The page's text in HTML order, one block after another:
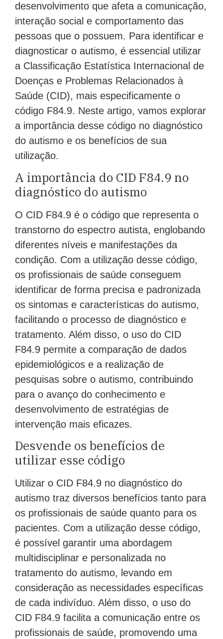
desenvolvimento que afeta a comunicação,
interação social e comportamento das
pessoas que o possuem. Para identificar e
diagnosticar o autismo, é essencial utilizar
a Classificação Estatística Internacional de
Doenças e Problemas Relacionados à
Saúde (CID), mais especificamente o
código F84.9. Neste artigo, vamos explorar
a importância desse código no diagnóstico
do autismo e os benefícios de sua
utilização.
A importância do CID F84.9 no
diagnóstico do autismo
O CID F84.9 é o código que representa o
transtorno do espectro autista, englobando
diferentes níveis e manifestações da
condição. Com a utilização desse código,
os profissionais de saúde conseguem
identificar de forma precisa e padronizada
os sintomas e características do autismo,
facilitando o processo de diagnóstico e
tratamento. Além disso, o uso do CID
F84.9 permite a comparação de dados
epidemiológicos e a realização de
pesquisas sobre o autismo, contribuindo
para o avanço do conhecimento e
desenvolvimento de estratégias de
intervenção mais eficazes.
Desvende os benefícios de
utilizar esse código
Utilizar o CID F84.9 no diagnóstico do
autismo traz diversos benefícios tanto para
os profissionais de saúde quanto para os
pacientes. Com a utilização desse código,
é possível garantir uma abordagem
multidisciplinar e personalizada no
tratamento do autismo, levando em
consideração as necessidades específicas
de cada indivíduo. Além disso, o uso do
CID F84.9 facilita a comunicação entre os
profissionais de saúde, promovendo uma